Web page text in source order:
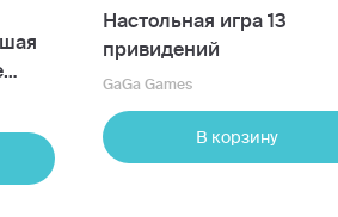
Настольная игра 13
привидений
GaGa Games
В корзину